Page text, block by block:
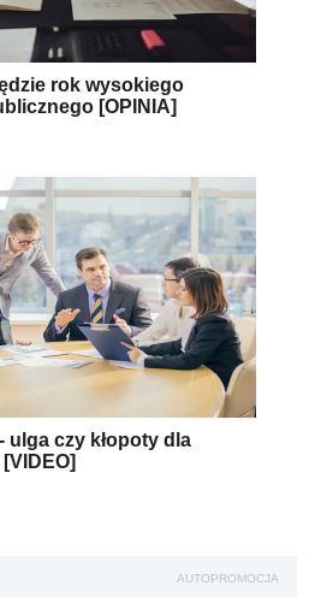
rok wysokiego
[OPINIA]
ulga czy kłopoty dla
AUTOPROMOCJA